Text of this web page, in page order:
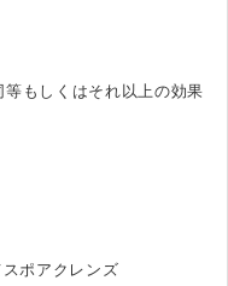
もしくはそれ以上の効果
ポアクレンズ